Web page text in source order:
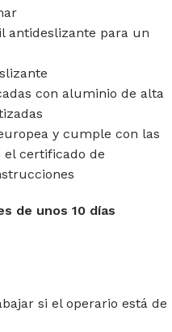
antideslizante para un
con aluminio de alta
y cumple con las
el certificado de
de unos 10 días
si el operario está de